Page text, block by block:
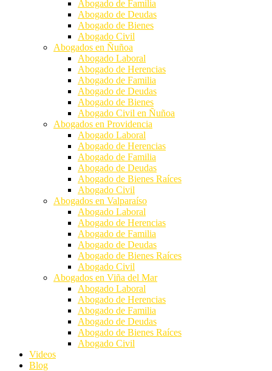
Abogado de Familia
Abogado de Deudas
Abogado de Bienes
Abogado Civil
Abogados en Ñuñoa
Abogado Laboral
Abogado de Herencias
Abogado de Familia
Abogado de Deudas
Abogado de Bienes
Abogado Civil en Ñuñoa
Abogados en Providencia
Abogado Laboral
Abogado de Herencias
Abogado de Familia
Abogado de Deudas
Abogado de Bienes Raíces
Abogado Civil
Abogados en Valparaíso
Abogado Laboral
Abogado de Herencias
Abogado de Familia
Abogado de Deudas
Abogado de Bienes Raíces
Abogado Civil
Abogados en Viña del Mar
Abogado Laboral
Abogado de Herencias
Abogado de Familia
Abogado de Deudas
Abogado de Bienes Raíces
Abogado Civil
Videos
Blog